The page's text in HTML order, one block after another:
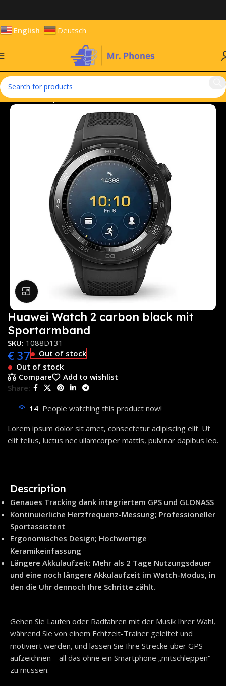
English Deutsch
Home Smartphones Smart Watches
Click to enlarge
Huawei Watch 2 carbon black mit
Sportarmband
SKU: 1088D131
€ 37
Out of stock
Out of stock
Compare
Add to wishlist
Share:
14 People watching this product now!
Lorem ipsum dolor sit amet, consectetur adipiscing elit. Ut
elit tellus, luctus nec ullamcorper mattis, pulvinar dapibus leo.
Description
Genaues Tracking dank integriertem GPS und GLONASS
Kontinuierliche Herzfrequenz-Messung; Professioneller
Sportassistent
Ergonomisches Design; Hochwertige
Keramikeinfassung
Längere Akkulaufzeit: Mehr als 2 Tage Nutzungsdauer
und eine noch längere Akkulaufzeit im Watch-Modus, in
den die Uhr dennoch Ihre Schritte zählt.
Gehen Sie Laufen oder Radfahren mit der Musik Ihrer Wahl,
während Sie von einem Echtzeit-Trainer geleitet und
motiviert werden, und lassen Sie Ihre Strecke über GPS
aufzeichnen – all das ohne ein Smartphone „mitschleppen“
zu müssen.